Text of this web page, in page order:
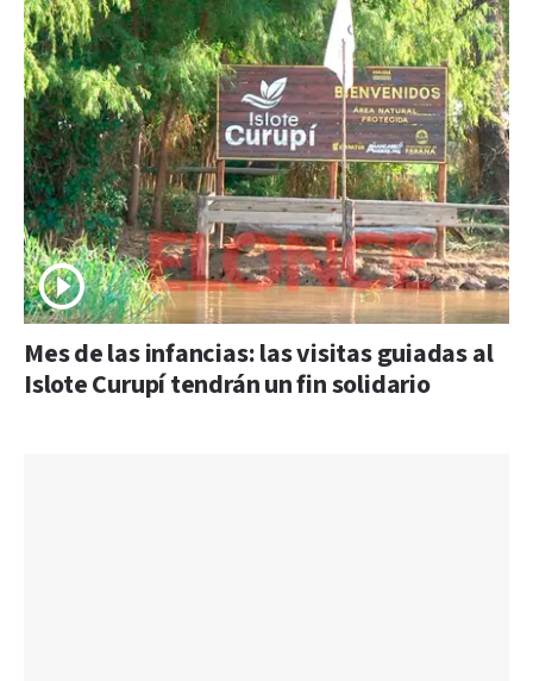
Mes de las infancias: las visitas guiadas al
Islote Curupí tendrán un fin solidario